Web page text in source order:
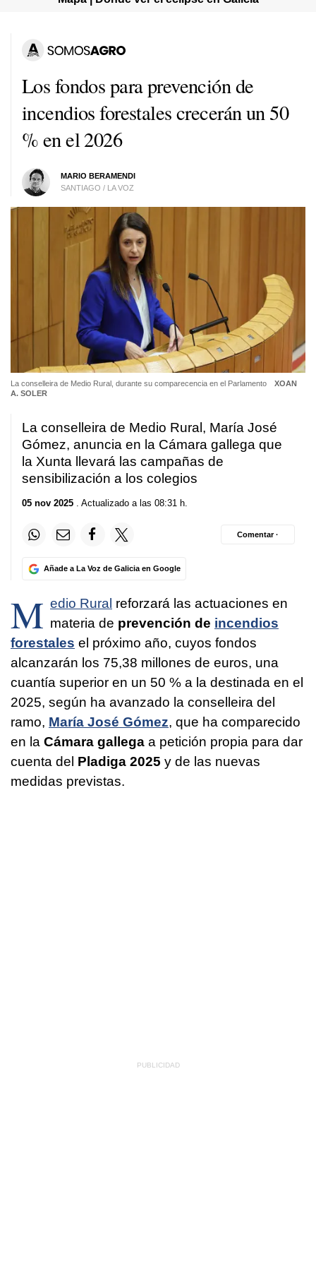
Los fondos para prevención de
incendios forestales crecerán un 50
% en el 2026
MARIO BERAMENDI
SANTIAGO / LA VOZ
La conselleira de Medio Rural, durante su comparecencia en el Parlamento
XOAN
A. SOLER
La conselleira de Medio Rural, María José
Gómez, anuncia en la Cámara gallega que
la Xunta llevará las campañas de
sensibilización a los colegios
05 nov 2025 . Actualizado a las 08:31 h.
Añade a La Voz de Galicia en Google
Comentar ·
M edio Rural reforzará las actuaciones en
materia de prevención de incendios
forestales el próximo año, cuyos fondos
alcanzarán los 75,38 millones de euros, una
cuantía superior en un 50 % a la destinada en el
2025, según ha avanzado la conselleira del
ramo, María José Gómez, que ha comparecido
en la Cámara gallega a petición propia para dar
cuenta del Pladiga 2025 y de las nuevas
medidas previstas.